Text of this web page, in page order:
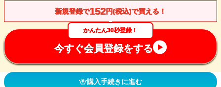
新規登録で152円(税込)で買える！
かんたん30秒登録！
今すぐ会員登録をする
購入手続きに進む